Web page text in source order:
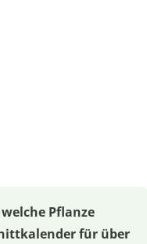
Pflanze
für über